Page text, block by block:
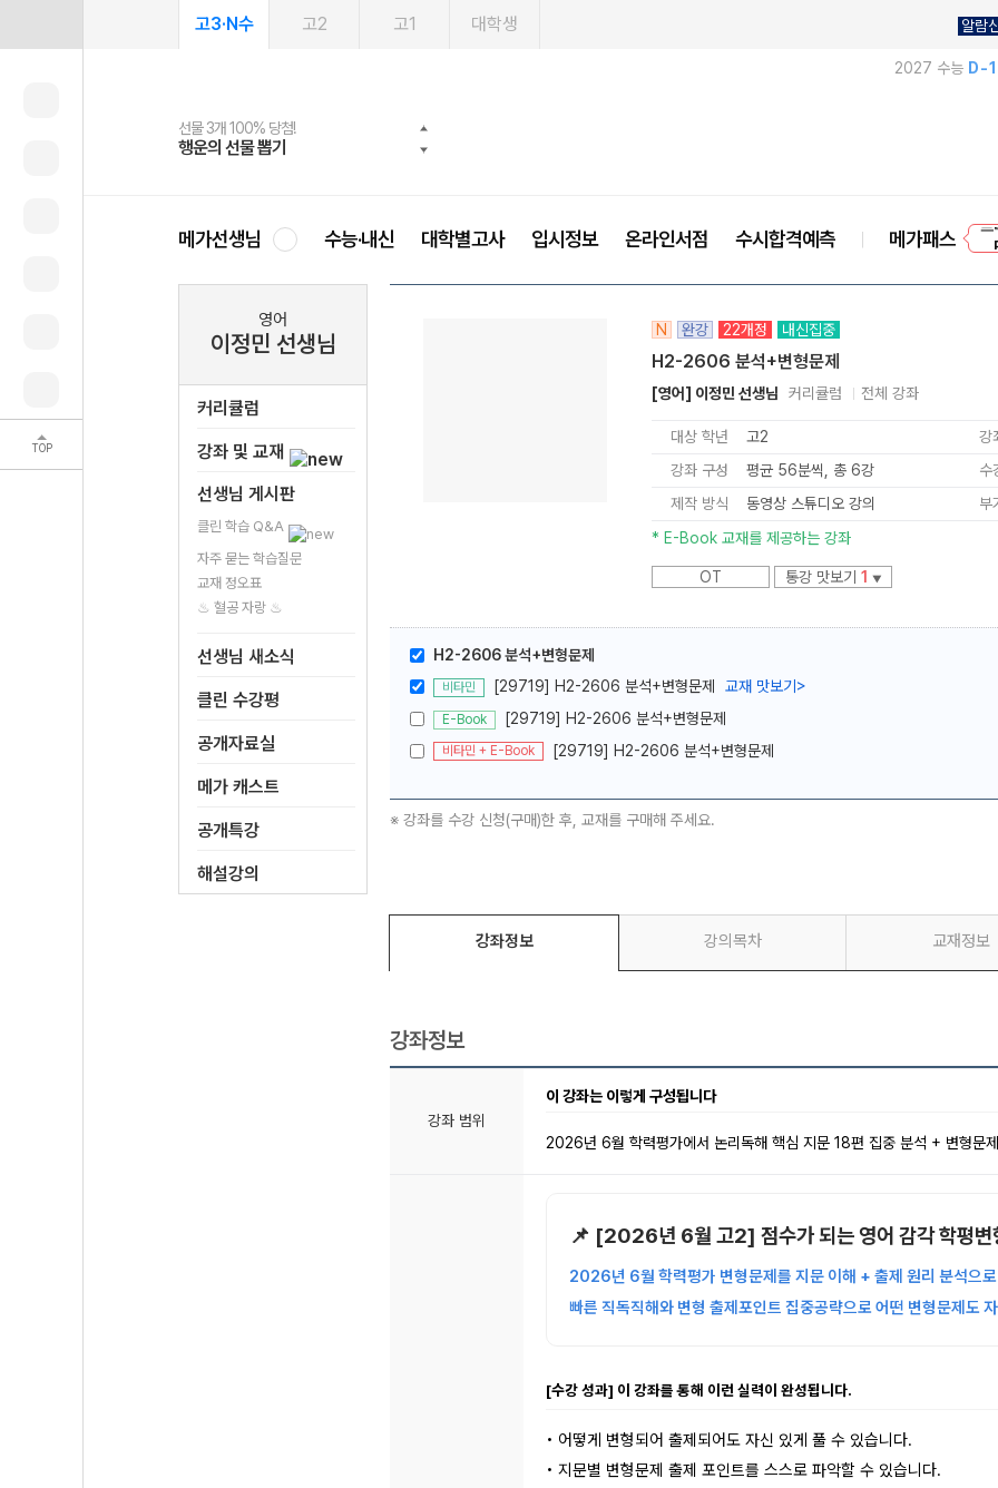
TOP
고3·N수 고2 고1 대학생 알람
2027 수능 D-
선물 3개 100% 당첨!
행운의 선물 뽑기
선물 100% 증정!
메가스터디 X 올리브
여름방학 스터디 캐시백
메가런 썸머스쿨
2027 러셀 단과
강사 공개선발
스마트러닝앱
설문 EVENT
메가패스
3일 무료 체험권
메가패스 수강생 무료혜택!
메가클럽 멤버십
사회공헌 캠페인
희망이룸 메가나눔
메가선생님 수능·내신 대학별고사 입시정보 온라인서점 수시합격예측 메가패스
영어
이정민 선생님
커리큘럼
강좌 및 교재
선생님 게시판
클린 학습 Q&A
자주 묻는 학습질문
교재 정오표
♨ 혈공 자랑 ♨
선생님 새소식
클린 수강평
공개자료실
메가 캐스트
공개특강
해설강의
N 완강 22개정 내신집중
H2-2606 분석+변형문제
[영어] 이정민 선생님 커리큘럼 전체 강좌
대상 학년 고2
강
강좌 구성
평균 56분씩, 총 6강
수
제작 방식
동영상 스튜디오 강의
부
* E-Book 교재를 제공하는 강좌
OT 통강 맛보기 1 ▼
H2-2606 분석+변형문제
비타민 [29719] H2-2606 분석+변형문제 교재 맛보기 >
E-Book [29719] H2-2606 분석+변형문제
비타민 + E-Book [29719] H2-2606 분석+변형문제
※ 강좌를 수강 신청(구매)한 후, 교재를 구매해 주세요.
강좌정보 강의목차 교재정보
강좌정보
강좌 범위
이 강좌는 이렇게 구성됩니다
2026년 6월 학력평가에서 논리독해 핵심 지문 18편 집중 분석 + 변형문
📌 [2026년 6월 고2] 점수가 되는 영어 감각 학평
2026년 6월 학력평가 변형문제를 지문 이해 + 출제 원리 분석으
빠른 직독직해와 변형 출제포인트 집중공략으로 어떤 변형문제도
[수강 성과] 이 강좌를 통해 이런 실력이 완성됩니다.
• 어떻게 변형되어 출제되어도 자신 있게 풀 수 있습니다.
• 지문별 변형문제 출제 포인트를 스스로 파악할 수 있습니다.